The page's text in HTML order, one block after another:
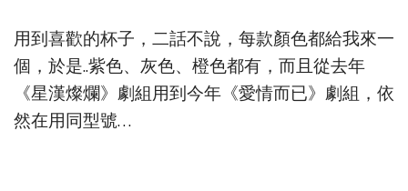
用到喜歡的杯子，二話不說，每款顏色都給我來一
個，於是..紫色、灰色、橙色都有，而且從去年
《星漢燦爛》劇組用到今年《愛情而已》劇組，依
然在用同型號…